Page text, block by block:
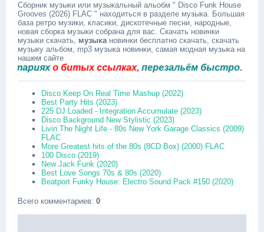
Сборник музыки или музыкальный альобм " Disco Funk House
Grooves (2026) FLAC " находиться в разделе музыка. Большая
база ретро музики, класики, дискотечные песни, народные,
новая сборка музыки собрана для вас. Скачать новинки
музыки скачать, музыкановинки бесплатно скачать, скачать
музыку альбом, mp3 музыка новинки, самая модная музыка на
нашем сайте
о битых ссылках,перезальём быстро.
Disco Keep On Real Time Mashup (2022)
Best Party Hits (2023)
225 DJ Loaded - Integration Accumulate (2023)
Disco Background New Stylistic (2023)
Livin The Night Life - 80s New York Garage Classics (2009)
FLAC
More Greatest hits of the 80s (8CD Box) (2000) FLAC
100 Disco (2019)
New Jack Funk (2020)
Best Love Songs 70s & 80s (2020)
Beatport Funky House: Electro Sound Pack #150 (2020)
Всего комментариев: 0